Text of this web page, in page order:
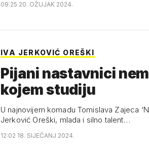
09:25 20. OŽUJAK 2024.
IVA JERKOVIĆ OREŠKI
Pijani nastavnici
kojem studiju
U najnovijem komadu Tomislava Zajeca
Jerković Oreški, mlada i silno talent…
12:02 18. SIJEČANJ 2024.